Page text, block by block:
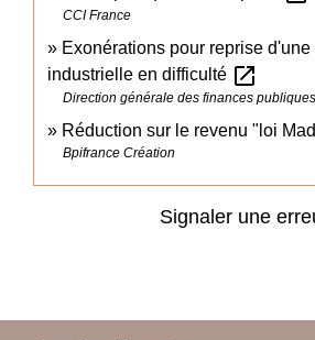
CCI France
Exonérations pour reprise
industrielle en difficulté open_in_new
Direction générale des finances publiques
Réduction sur le revenu "loi
Bpifrance Création
Signaler une